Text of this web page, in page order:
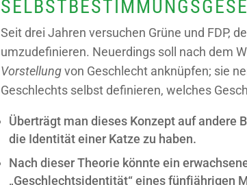
Seit drei Jahren versuchen Grüne und FDP,
umzudefinieren. Neuerdings soll nach dem
Vorstellungvon Geschlecht anknüpfen; sie
Geschlechts selbst definieren, welches
Überträgt man dieses Konzept auf andere
die Identität einer Katze zu haben.
Nach dieser Theorie könnte ein
„Geschlechtsidentität“ eines fünfjährigen